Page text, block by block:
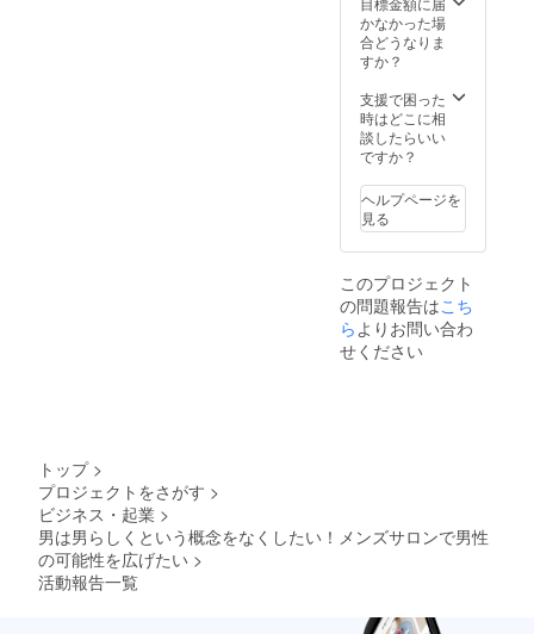
了承い
ただき
いいた
しま
す。
「リ
の権利
の有効
期限：
2022年
2024年
1月」
かなかった場
合どうなりま
すか？
支援で困った
時はどこに相
談したらいい
ですか？
ヘルプページを
見る
このプロジェクト
の問題報告はこち
らよりお問い合わ
せください
トップ >
プロジェクトをさがす >
ビジネス・起業 >
男は男らしくという概念をなくしたい！メンズサロンで男性
の可能性を広げたい >
活動報告一覧